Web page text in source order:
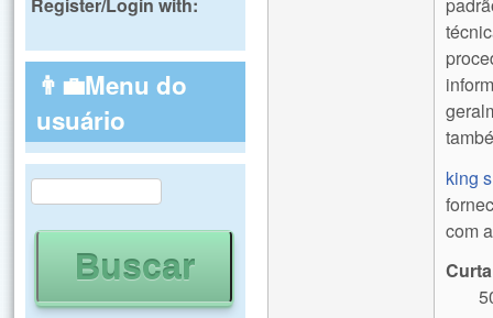
king
com
👨‍💼Menu do
usuário
Formulário de busca
Buscar